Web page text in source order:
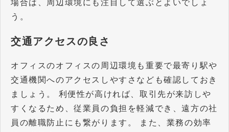
場合は、周辺環境にも注目して選ぶとよいでしょ
う。
交通アクセスの良さ
オフィスのオフィスの周辺環境も重要で最寄り駅や
交通機関へのアクセスしやすさなども確認しておき
ましょう。 利便性が高ければ、取引先が来訪しや
すくなるため、従業員の負担を軽減でき、遠方の社
員の離職防止にも繋がります。 また、業務の効率